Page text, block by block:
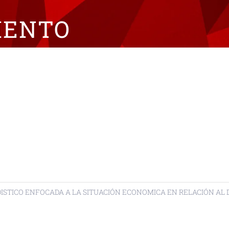
ENFOCADA A LA SITUACIÓN ECONOMICA EN RELACIÓN